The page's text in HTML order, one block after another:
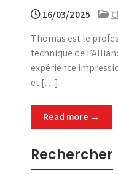
16/03/2025
Thomas est le
technique de
expérience
et […]
Read more →
Rechercher